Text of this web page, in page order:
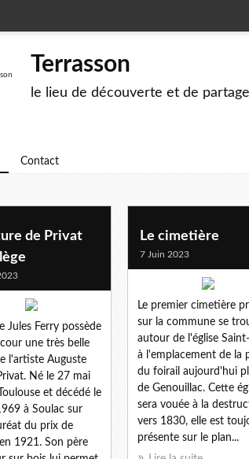
Terrasson
le lieu de découverte et de
Contact
de Privat
Jules Ferry possède
une très belle
l'artiste Auguste
Né le 27 mai
et décédé le
à Soulac sur
du prix de
1921. Son père
Le cimetière
7 Juin 2023
Le premier cimetière
sur la commune se
autour de l'église
à l'emplacement de la
du foirail aujourd'hui
de Genouillac. Cette
sera vouée à la
vers 1830, elle est
présente sur le plan...